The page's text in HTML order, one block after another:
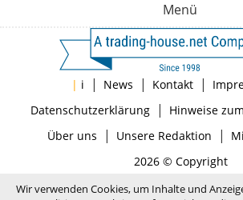
Menü
| i | News | Kontakt |
Datenschutzerklärung| Hinweise
Über uns | Unsere Redaktion |
2026 © Copyright
Wir verwenden Cookies, um Inhalte und